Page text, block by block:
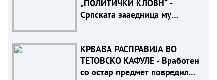
„ПОЛИТИЧКИ КЛОВН“ -
Српската зааедница му
КРВАВА РАСПРАВИЈА ВО
ТЕТОВСКО КАФУЛЕ - Вработен
со остар предмет повредил